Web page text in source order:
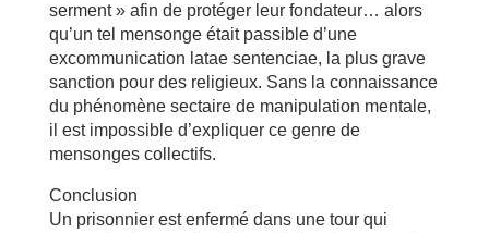
serment » afin de protéger leur fondateur… alors
qu’un tel mensonge était passible d’une
excommunication latae sentenciae, la plus grave
sanction pour des religieux. Sans la connaissance
du phénomène sectaire de manipulation mentale,
il est impossible d’expliquer ce genre de
mensonges collectifs.
Conclusion
Un prisonnier est enfermé dans une tour qui